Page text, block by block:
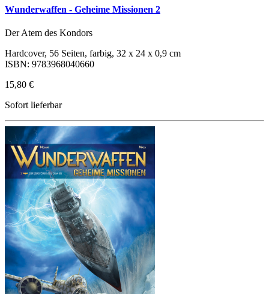
Wunderwaffen - Geheime Missionen 2
Der Atem des Kondors
Hardcover, 56 Seiten, farbig, 32 x 24 x 0,9 cm
ISBN: 9783968040660
15,80 €
Sofort lieferbar